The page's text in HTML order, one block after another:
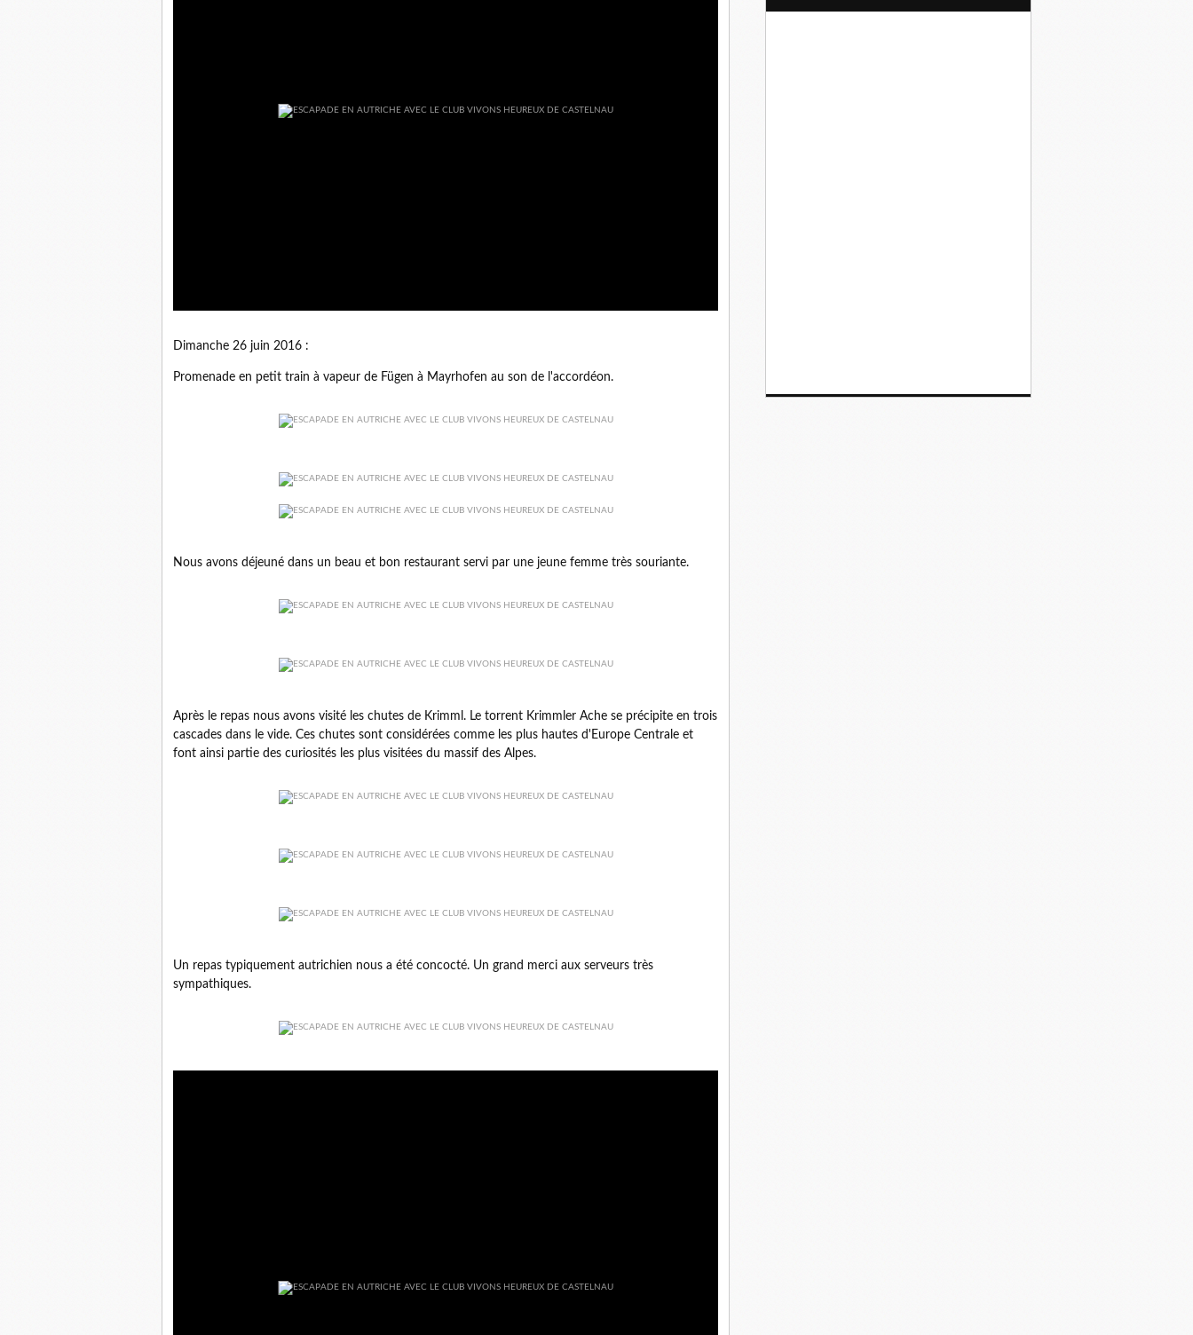
Dimanche 26 juin 2016 :
Promenade en petit train à vapeur de Fügen à Mayrhofen au son de l'accordéon.
Nous avons déjeuné dans un beau et bon restaurant servi par une jeune femme très souriante.
Après le repas nous avons visité les chutes de Krimml. Le torrent Krimmler Ache se précipite en trois
cascades dans le vide. Ces chutes sont considérées comme les plus hautes d'Europe Centrale et
font ainsi partie des curiosités les plus visitées du massif des Alpes.
Un repas typiquement autrichien nous a été concocté. Un grand merci aux serveurs très
sympathiques.